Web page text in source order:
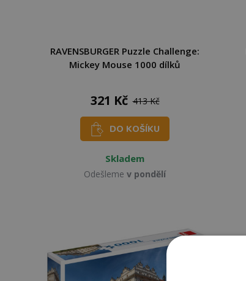
RAVENSBURGER Puzzle Challenge:
Mickey Mouse 1000 dílků
321 Kč 413 Kč
DO KOŠÍKU
Skladem
Odešleme v pondělí